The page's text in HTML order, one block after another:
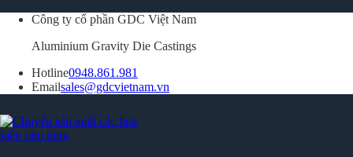
Skip
content
Công ty cổ phần GDC Việt Nam
Aluminium Gravity Die Castings
Hotline0948.861.981
Emailsales@gdcvietnam.vn